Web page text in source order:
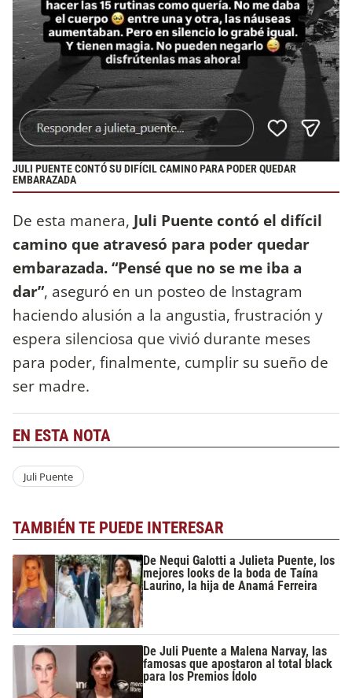
JULI PUENTE CONTÓ SU DIFÍCIL CAMINO PARA PODER QUEDAR
EMBARAZADA
De esta manera, Juli Puente contó el difícil
camino que atravesó para poder quedar
embarazada. “Pensé que no se me iba a
dar”, aseguró en un posteo de Instagram
haciendo alusión a la angustia, frustración y
espera silenciosa que vivió durante meses
para poder, finalmente, cumplir su sueño de
ser madre.
EN ESTA NOTA
Juli Puente
TAMBIÉN TE PUEDE INTERESAR
De Nequi Galotti a Julieta Puente, los
mejores looks de la boda de Taína
Laurino, la hija de Anamá Ferreira
De Juli Puente a Malena Narvay, las
famosas que apostaron al total black
para los Premios Ídolo